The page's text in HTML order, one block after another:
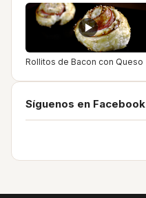
Rollitos de Bacon con Queso
Síguenos en Facebook